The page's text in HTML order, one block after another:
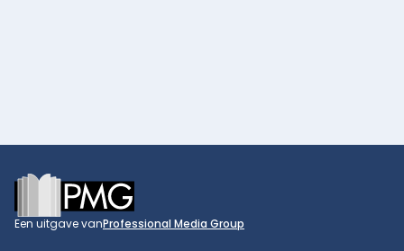
Footer
Een uitgave vanProfessional Media Group